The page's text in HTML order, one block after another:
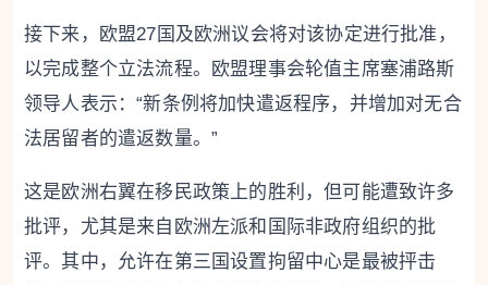
接下来，欧盟27国及欧洲议会将对该协定进行批准，
以完成整个立法流程。欧盟理事会轮值主席塞浦路斯
领导人表示：“新条例将加快遣返程序，并增加对无合
法居留者的遣返数量。”
这是欧洲右翼在移民政策上的胜利，但可能遭致许多
批评，尤其是来自欧洲左派和国际非政府组织的批
评。其中，允许在第三国设置拘留中心是最被抨击